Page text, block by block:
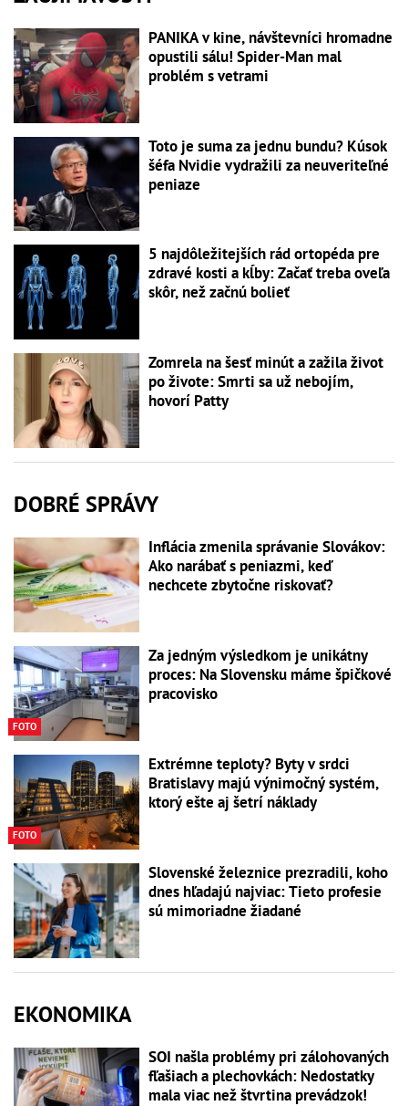
PANIKA v kine, návštevníci hromadne
opustili sálu! Spider-Man mal
problém s vetrami
Toto je suma za jednu bundu? Kúsok
šéfa Nvidie vydražili za neuveriteľné
peniaze
5 najdôležitejších rád ortopéda pre
zdravé kosti a kĺby: Začať treba oveľa
skôr, než začnú bolieť
Zomrela na šesť minút a zažila život
po živote: Smrti sa už nebojím,
hovorí Patty
DOBRÉ SPRÁVY
Inflácia zmenila správanie Slovákov:
Ako narábať s peniazmi, keď
nechcete zbytočne riskovať?
FOTO
Za jedným výsledkom je unikátny
proces: Na Slovensku máme špičkové
pracovisko
FOTO
Extrémne teploty? Byty v srdci
Bratislavy majú výnimočný systém,
ktorý ešte aj šetrí náklady
Slovenské železnice prezradili, koho
dnes hľadajú najviac: Tieto profesie
sú mimoriadne žiadané
EKONOMIKA
SOI našla problémy pri zálohovaných
fľašiach a plechovkách: Nedostatky
mala viac než štvrtina prevádzok!